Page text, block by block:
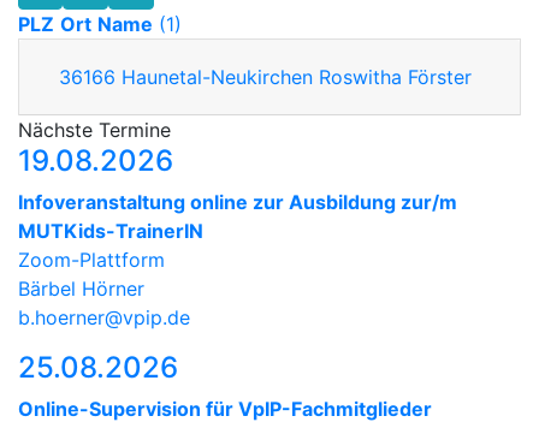
PLZ Ort Name (1)
36166 Haunetal-Neukirchen Roswitha Förster
Nächste Termine
19.08.2026
Infoveranstaltung online zur Ausbildung zur/m
MUTKids-TrainerIN
Zoom-Plattform
Bärbel Hörner
b.hoerner@vpip.de
25.08.2026
Online-Supervision für VpIP-Fachmitglieder